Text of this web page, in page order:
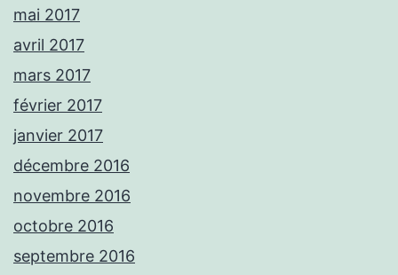
mai 2017
avril 2017
mars 2017
février 2017
janvier 2017
décembre 2016
novembre 2016
octobre 2016
septembre 2016